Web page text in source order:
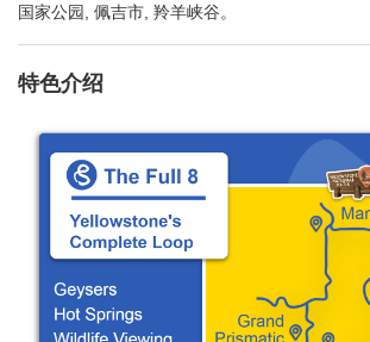
国家公园, 佩吉市, 羚羊峡谷。
特色介绍